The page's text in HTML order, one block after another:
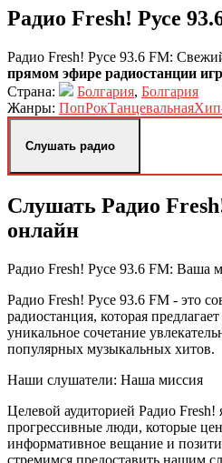
Радио Fresh! Русе
Радио Fresh! Русе 93.6 FM:
прямом эфире радиостанции
Страна:
Болгария, Болгария
Жанры: ПопРокТанцевальная
Слушать радио
Слушать Радио
онлайн
Радио Fresh! Русе 93.6 FM: Ваша
Радио Fresh! Русе 93.6 FM - это
радиостанция, которая
уникальное сочетание
популярных музыкальных хитов.
Наши слушатели: Наша миссия
Целевой аудиторией Радио Fresh!
прогрессивные люди, которые
информативное вещание и
стремимся предоставить нашим